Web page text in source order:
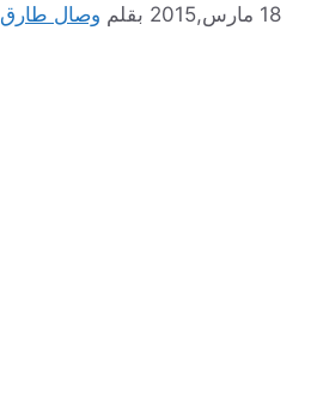
18 مارس,2015 بقلم وصال طارق